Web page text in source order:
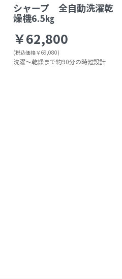
シャープ 全自動洗濯乾
燥機6.5㎏
￥62,800
(税込価格￥69,080)
洗濯～乾燥まで約90分の時短設計